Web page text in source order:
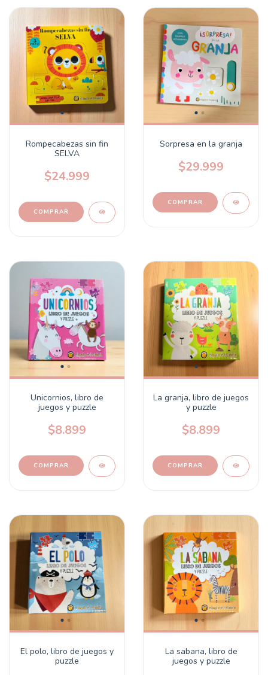
Rompecabezas sin fin
SELVA
$24.999
Sorpresa en la granja
$29.999
Unicornios, libro de
juegos y puzzle
$8.899
La granja, libro de juegos
y puzzle
$8.899
El polo, libro de juegos y
puzzle
La sabana, libro de
juegos y puzzle